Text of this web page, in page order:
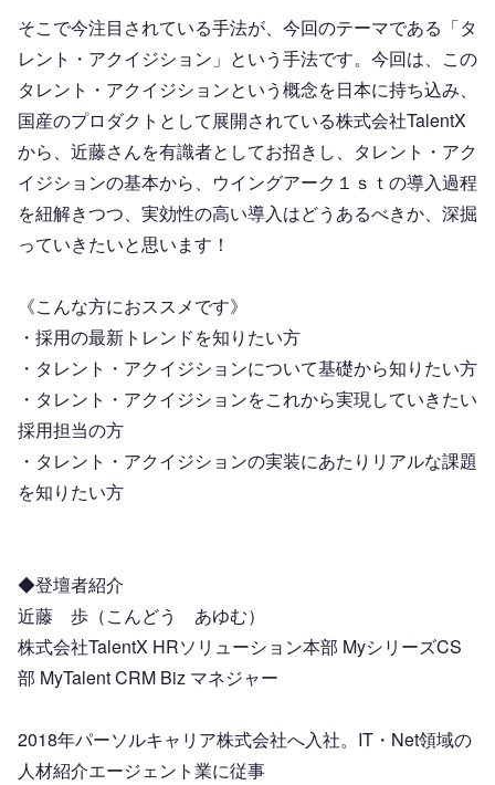
そこで今注目されている手法が、今回のテーマである「タ
レント・アクイジション」という手法です。今回は、この
タレント・アクイジションという概念を日本に持ち込み、
国産のプロダクトとして展開されている株式会社TalentX
から、近藤さんを有識者としてお招きし、タレント・アク
イジションの基本から、ウイングアーク１ｓｔの導入過程
を紐解きつつ、実効性の高い導入はどうあるべきか、深掘
っていきたいと思います！
《こんな方におススメです》
・採用の最新トレンドを知りたい方
・タレント・アクイジションについて基礎から知りたい方
・タレント・アクイジションをこれから実現していきたい
採用担当の方
・タレント・アクイジションの実装にあたりリアルな課題
を知りたい方
◆登壇者紹介
近藤　歩（こんどう　あゆむ）
株式会社TalentX HRソリューション本部 MyシリーズCS
部 MyTalent CRM Biz マネジャー
2018年パーソルキャリア株式会社へ入社。IT・Net領域の
人材紹介エージェント業に従事